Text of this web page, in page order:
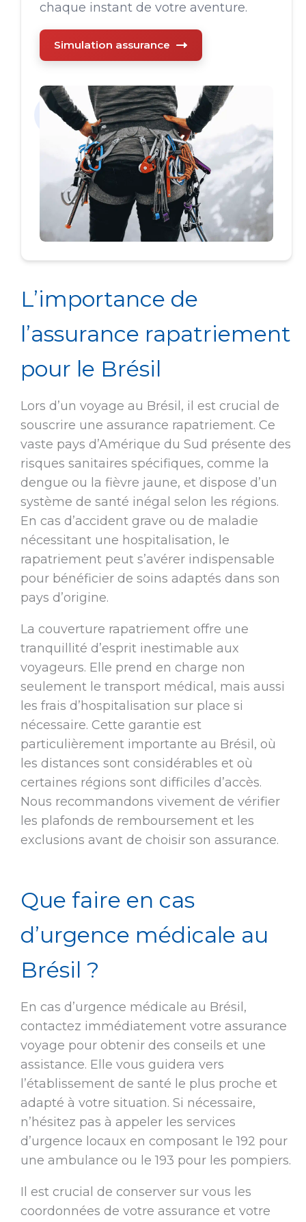
chaque instant de votre aventure.
Simulation assurance
L’importance de
l’assurance rapatriement
pour le Brésil
Lors d’un voyage au Brésil, il est crucial de
souscrire une assurance rapatriement. Ce
vaste pays d’Amérique du Sud présente des
risques sanitaires spécifiques, comme la
dengue ou la fièvre jaune, et dispose d’un
système de santé inégal selon les régions.
En cas d’accident grave ou de maladie
nécessitant une hospitalisation, le
rapatriement peut s’avérer indispensable
pour bénéficier de soins adaptés dans son
pays d’origine.
La couverture rapatriement offre une
tranquillité d’esprit inestimable aux
voyageurs. Elle prend en charge non
seulement le transport médical, mais aussi
les frais d’hospitalisation sur place si
nécessaire. Cette garantie est
particulièrement importante au Brésil, où
les distances sont considérables et où
certaines régions sont difficiles d’accès.
Nous recommandons vivement de vérifier
les plafonds de remboursement et les
exclusions avant de choisir son assurance.
Que faire en cas
d’urgence médicale au
Brésil ?
En cas d’urgence médicale au Brésil,
contactez immédiatement votre assurance
voyage pour obtenir des conseils et une
assistance. Elle vous guidera vers
l’établissement de santé le plus proche et
adapté à votre situation. Si nécessaire,
n’hésitez pas à appeler les services
d’urgence locaux en composant le 192 pour
une ambulance ou le 193 pour les pompiers.
Il est crucial de conserver sur vous les
coordonnées de votre assurance et votre